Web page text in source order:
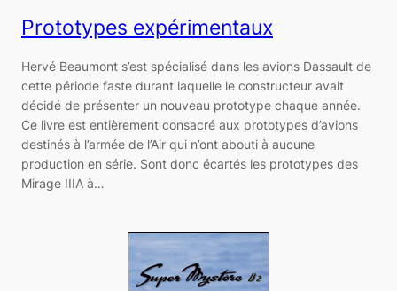
Prototypes expérimentaux
Hervé Beaumont s’est spécialisé dans les avions Dassault de
cette période faste durant laquelle le constructeur avait
décidé de présenter un nouveau prototype chaque année.
Ce livre est entièrement consacré aux prototypes d’avions
destinés à l’armée de l’Air qui n’ont abouti à aucune
production en série. Sont donc écartés les prototypes des
Mirage IIIA à…